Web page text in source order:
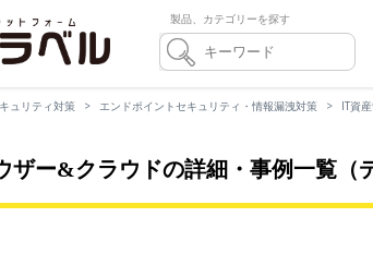
製品、カテゴリーを探す
ュリティ対策 エンドポイントセキュリティ・情報漏洩対策 IT資
ザー&クラウドの詳細・事例一覧（